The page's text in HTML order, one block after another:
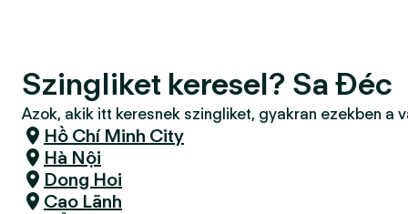
Szingliket keresel? Sa Đéc
Azok, akik itt keresnek szingliket, gyakran ezekben a
Hồ Chí Minh City
Hà Nội
Dong Hoi
Cao Lãnh